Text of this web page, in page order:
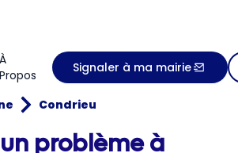
À
Propos
Signaler à ma mairie
Condrieu
problème à